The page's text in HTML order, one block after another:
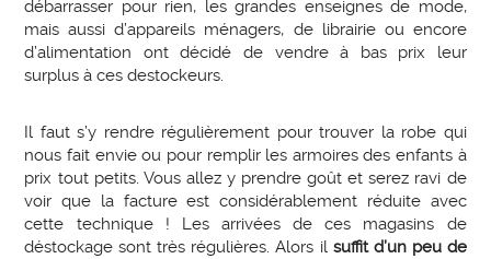
débarrasser pour rien, les grandes enseignes de mode,
mais aussi d’appareils ménagers, de librairie ou encore
d’alimentation ont décidé de vendre à bas prix leur
surplus à ces destockeurs.
Il faut s’y rendre régulièrement pour trouver la robe qui
nous fait envie ou pour remplir les armoires des enfants à
prix tout petits. Vous allez y prendre goût et serez ravi de
voir que la facture est considérablement réduite avec
cette technique ! Les arrivées de ces magasins de
déstockage sont très régulières. Alors il suffit d’un peu de